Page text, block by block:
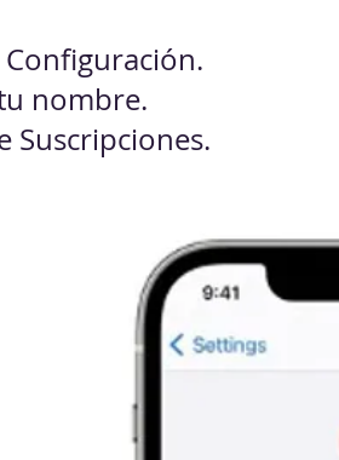
Configuración.
nombre.
Suscripciones.